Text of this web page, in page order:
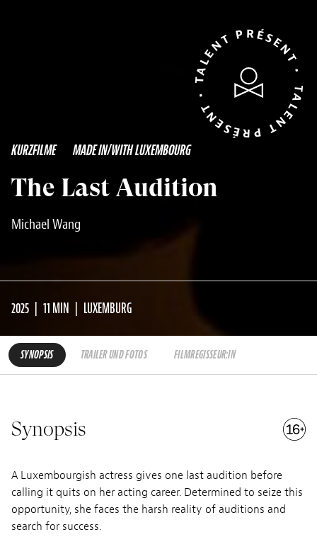
KURZFILME MADE IN/WITH LUXEMBOURG
The Last Audition
Michael Wang
TALENT PRÉSENT • TALENT PRÉSENT •
2025 11 MIN LUXEMBURG
SYNOPSIS TRAILER UND FOTOS FILMREGISSEUR:IN
Synopsis
A Luxembourgish actress gives one last audition before
calling it quits on her acting career. Determined to seize this
opportunity, she faces the harsh reality of auditions and
search for success.